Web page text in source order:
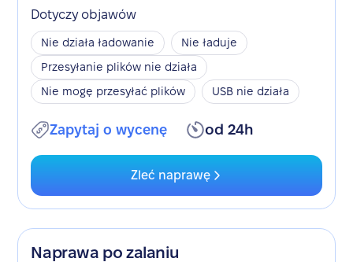
Dotyczy objawów
Nie działa ładowanie
Nie ładuje
Przesyłanie plików nie działa
Nie mogę przesyłać plików
USB nie działa
Zapytaj o wycenę od 24h
Zleć naprawę
Naprawa po zalaniu